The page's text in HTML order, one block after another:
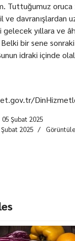
Tuttuğumuz
davranışlardan
yıllara ve
bir sene
idraki içinde
05 Şubat 2025
2025